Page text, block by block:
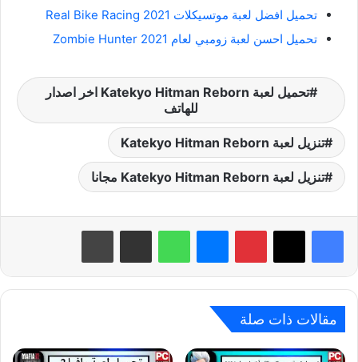
تحميل افضل لعبة موتسيكلات Real Bike Racing 2021
تحميل احسن لعبة زومبي لعام 2021 Zombie Hunter
تحميل لعبة Katekyo Hitman Reborn اخر اصدار
للهاتف
تنزيل لعبة Katekyo Hitman Reborn
تنزيل لعبة Katekyo Hitman Reborn مجانا
بينتيريست واتساب
مقالات ذات صلة